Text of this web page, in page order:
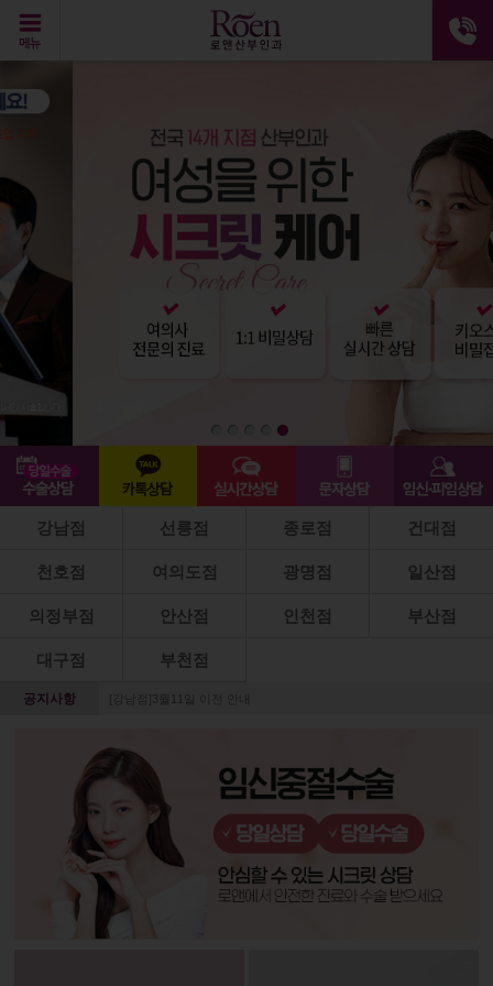
강남점 선릉점 종로점 건대점
천호점 여의도점 광명점 일산점
의정부점 안산점 인천점 부산점
대구점 부천점
공지사항 [강남점]3월11일 이전 안내